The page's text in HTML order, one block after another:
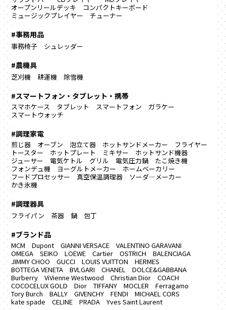
オープンリールデッキ
コンパクトキーボード
ミュージックプレイヤー
チューナー
#事務用品
事務椅子 シュレッダー
#農機具
芝刈機 耕運機 除雪機
#スマートフォン・タブレット・携帯
スマホケース タブレット スマートフォン
ガラケー
スマートウォッチ
#調理家電
煎じ器 オーブン 泡立て器 ホットサンドメーカー
フライヤー
トースター
ホットプレート ミキサー
ホットサンド機器
ジューサー
電気ケトル グリル 電気圧力鍋
たこ焼き機
フォンデュ機
ヨーグルトメーカー
ホームベーカリー
フードプロセッサー
真空保温調理器
ソーダ―メーカー
かき氷機
#調理器具
フライパン 茶器 鍋 包丁
#ブランド品
MCM Dupont GIANNI VERSACE
VALENTINO GARAVANI
OMEGA
SEIKO LOEWE Cartier OSTRICH
BALENCIAGA
JIMMY CHOO
GUCCI LOUIS VUITTON
HERMES
BOTTEGA VENETA
BVLGARI CHANEL
DOLCE&GABBANA
Burberry
ViVienne Westwood Christian Dior
COACH
COCOCELUX GOLD
Dior TIFFANY MOCLER
Ferragamo
Tory Burch
BALLY GIVENCHY FENDI
MICHAEL CORS
kate spade
CELINE PRADA Yves Saint Laurent